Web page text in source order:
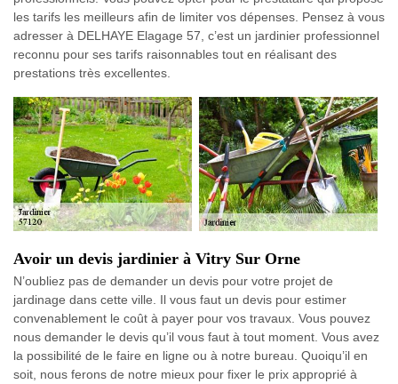
les tarifs les meilleurs afin de limiter vos dépenses. Pensez à vous
adresser à DELHAYE Elagage 57, c’est un jardinier professionnel
reconnu pour ses tarifs raisonnables tout en réalisant des
prestations très excellentes.
Avoir un devis jardinier à Vitry Sur Orne
N’oubliez pas de demander un devis pour votre projet de
jardinage dans cette ville. Il vous faut un devis pour estimer
convenablement le coût à payer pour vos travaux. Vous pouvez
nous demander le devis qu’il vous faut à tout moment. Vous avez
la possibilité de le faire en ligne ou à notre bureau. Quoiqu’il en
soit, nous ferons de notre mieux pour fixer le prix approprié à